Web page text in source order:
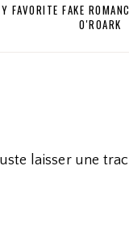
FAVORITE FAKE
O'ROARK
laisser une